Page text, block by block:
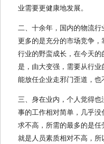
业需要更健康地发展。
二、十余年，国内的物流
更多的是充分的市场竞争
行业的野蛮成长，在今天的
是，由大变强，需要从行
能放任企业走邪门歪道，也
三、身在业内，个人觉得
事的工作相对简单，几乎
求不高，所需的最多的是
就是人员素质相对不高，